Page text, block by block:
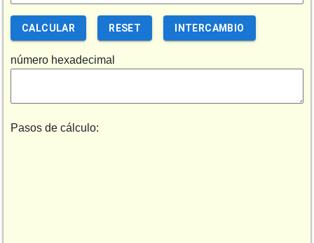
CALCULAR RESET INTERCAMBIO
número hexadecimal
Pasos de cálculo: